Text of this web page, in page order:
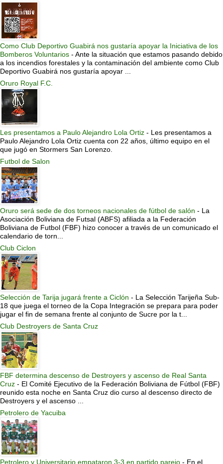
Como Club Deportivo Guabirá nos gustaría apoyar la Iniciativa de los
Bomberos Voluntarios - Ante la situación que estamos pasando debido
a los incendios forestales y la contaminación del ambiente como Club
Deportivo Guabirá nos gustaría apoyar ...
Oruro Royal F.C.
Les presentamos a Paulo Alejandro Lola Ortiz - Les presentamos a
Paulo Alejandro Lola Ortiz cuenta con 22 años, último equipo en el
que jugó en Stormers San Lorenzo.
Futbol de Salon
Oruro será sede de dos torneos nacionales de fútbol de salón - La
Asociación Boliviana de Futsal (ABFS) afiliada a la Federación
Boliviana de Futbol (FBF) hizo conocer a través de un comunicado el
calendario de torn...
Club Ciclon
Selección de Tarija jugará frente a Ciclón - La Selección Tarijeña Sub-
18 que juega el torneo de la Copa Integración se prepara para poder
jugar el fin de semana frente al conjunto de Sucre por la t...
Club Destroyers de Santa Cruz
FBF determina descenso de Destroyers y ascenso de Real Santa
Cruz - El Comité Ejecutivo de la Federación Boliviana de Fútbol (FBF)
reunido esta noche en Santa Cruz dio curso al descenso directo de
Destroyers y el ascenso ...
Petrolero de Yacuiba
Petrolero y Universitario empataron 3-3 en partido parejo - En el